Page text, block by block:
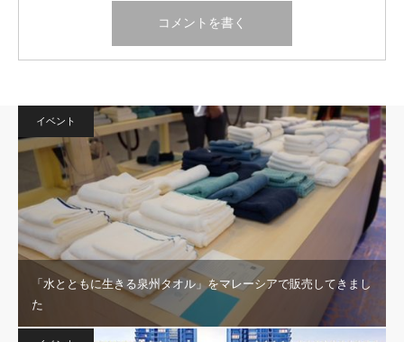
イベント
「水とともに生きる泉州タオル」をマレーシアで販売してきまし
た